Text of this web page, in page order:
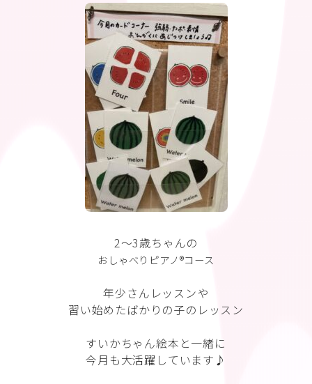
2〜3歳ちゃんの
おしゃべりピアノ®︎コース
年少さんレッスンや
習い始めたばかりの子のレッスン
すいかちゃん絵本と一緒に
今月も大活躍しています♪